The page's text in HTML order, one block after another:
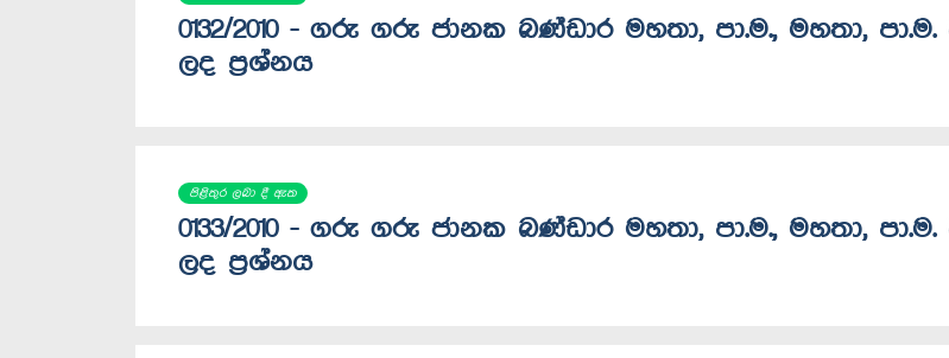
0132/2010 - ගරු ගරු ජානක බණ්ඩාර මහතා, පා.ම., මහතා,
ලද ප්‍රශ්නය
පිළිතුර ලබා දී ඇත
0133/2010 - ගරු ගරු ජානක බණ්ඩාර මහතා, පා.ම., මහතා,
ලද ප්‍රශ්නය